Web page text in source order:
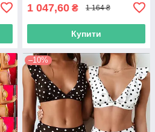
1 047,60 ₴ 1 164 ₴
Купити
–10%